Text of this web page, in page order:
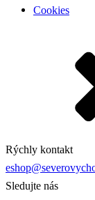
Cookies
Rýchly kontakt
Sledujte nás